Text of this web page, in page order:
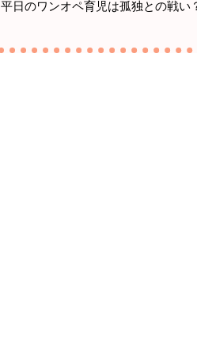
平日のワンオペ育児は孤独との戦い